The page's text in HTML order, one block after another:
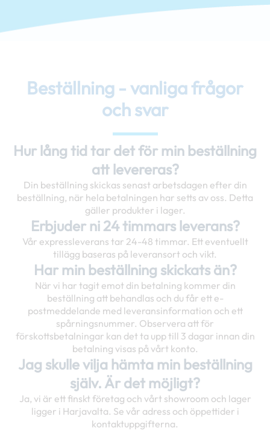
Beställning - vanliga frågor
och svar
Hur lång tid tar det för min beställning
att levereras?
Din beställning skickas senast arbetsdagen efter din
beställning, när hela betalningen har setts av oss. Detta
gäller produkter i lager.
Erbjuder ni 24 timmars leverans?
Vår expressleverans tar 24-48 timmar. Ett eventuellt
tillägg baseras på leveransort och vikt.
Har min beställning skickats än?
När vi har tagit emot din betalning kommer din
beställning att behandlas och du får ett e-
postmeddelande med leveransinformation och ett
spårningsnummer. Observera att för
förskottsbetalningar kan det ta upp till 3 dagar innan din
betalning visas på vårt konto.
Jag skulle vilja hämta min beställning
själv. Är det möjligt?
Ja, vi är ett finskt företag och vårt showroom och lager
ligger i Harjavalta. Se vår adress och öppettider i
kontaktuppgifterna.